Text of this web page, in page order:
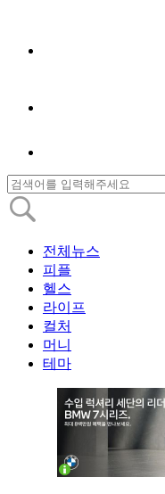
전체뉴스
피플
헬스
라이프
컬처
머니
테마